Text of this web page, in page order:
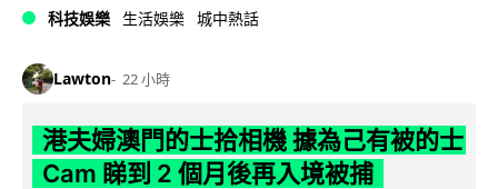
科技娛樂 生活娛樂 城中熱話
Lawton 22 小時
港夫婦澳門的士拾相機 據為己有被的士
Cam 睇到 2 個月後再入境被捕